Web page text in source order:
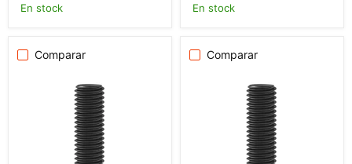
En stock En stock
Comparar Comparar